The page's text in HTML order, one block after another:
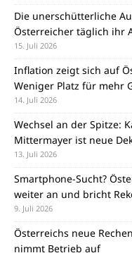
Die unerschütterliche
Österreicher täglich ihr
15. Juli 2026
Inflation zeigt sich auf
Weniger Platz für mehr
14. Juli 2026
Wechsel an der Spitze:
Mittermayer ist neue
13. Juli 2026
Smartphone-Sucht?
weiter an und bricht
9. Juli 2026
Österreichs neue
nimmt Betrieb auf